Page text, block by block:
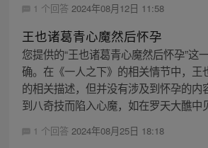
1 个回答 2024年08月12日 11:58
王也诸葛青心魔然后怀孕
您提供的“王也诸葛青心魔然后怀孕”这
确。在《一人之下》的相关情节中，王
的相关描述，但并没有涉及到怀孕的内
到八奇技而陷入心魔，如在罗天大醮中
1 个回答 2024年08月25日 18:18